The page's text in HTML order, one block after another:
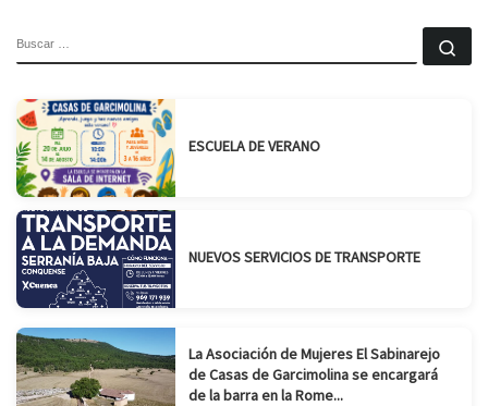
ESCUELA DE VERANO
NUEVOS SERVICIOS DE TRANSPORTE
La Asociación de Mujeres El Sabinarejo
de Casas de Garcimolina se encargará
de la barra en la Rome...